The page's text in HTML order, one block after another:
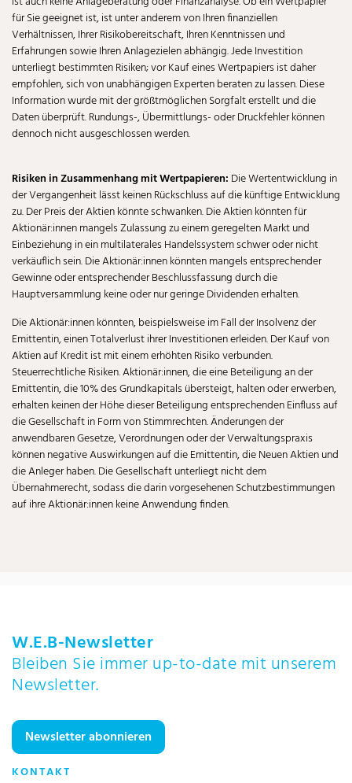
für Sie geeignet ist, ist unter anderem von Ihren finanziellen
Verhältnissen, Ihrer Risikobereitschaft, Ihren Kenntnissen und
Erfahrungen sowie Ihren Anlagezielen abhängig. Jede Investition
unterliegt bestimmten Risiken; vor Kauf eines Wertpapiers ist daher
empfohlen, sich von unabhängigen Experten beraten zu lassen. Diese
Information wurde mit der größtmöglichen Sorgfalt erstellt und die
Daten überprüft. Rundungs-, Übermittlungs- oder Druckfehler können
dennoch nicht ausgeschlossen werden.
Risiken in Zusammenhang mit Wertpapieren: Die Wertentwicklung in
der Vergangenheit lässt keinen Rückschluss auf die künftige Entwicklung
zu. Der Preis der Aktien könnte schwanken. Die Aktien könnten für
Aktionär:innen mangels Zulassung zu einem geregelten Markt und
Einbeziehung in ein multilaterales Handelssystem schwer oder nicht
verkäuflich sein. Die Aktionär:innen könnten mangels entsprechender
Gewinne oder entsprechender Beschlussfassung durch die
Hauptversammlung keine oder nur geringe Dividenden erhalten.
Die Aktionär:innen könnten, beispielsweise im Fall der Insolvenz der
Emittentin, einen Totalverlust ihrer Investitionen erleiden. Der Kauf von
Aktien auf Kredit ist mit einem erhöhten Risiko verbunden.
Steuerrechtliche Risiken. Aktionär:innen, die eine Beteiligung an der
Emittentin, die 10% des Grundkapitals übersteigt, halten oder erwerben,
erhalten keinen der Höhe dieser Beteiligung entsprechenden Einfluss auf
die Gesellschaft in Form von Stimmrechten. Änderungen der
anwendbaren Gesetze, Verordnungen oder der Verwaltungspraxis
können negative Auswirkungen auf die Emittentin, die Neuen Aktien und
die Anleger haben. Die Gesellschaft unterliegt nicht dem
Übernahmerecht, sodass die darin vorgesehenen Schutzbestimmungen
auf ihre Aktionär:innen keine Anwendung finden.
W.E.B-Newsletter
Bleiben Sie immer up-to-date mit unserem
Newsletter.
Newsletter abonnieren
KONTAKT